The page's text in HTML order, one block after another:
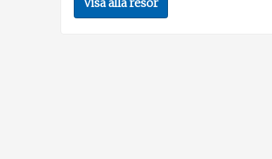
Visa alla resor